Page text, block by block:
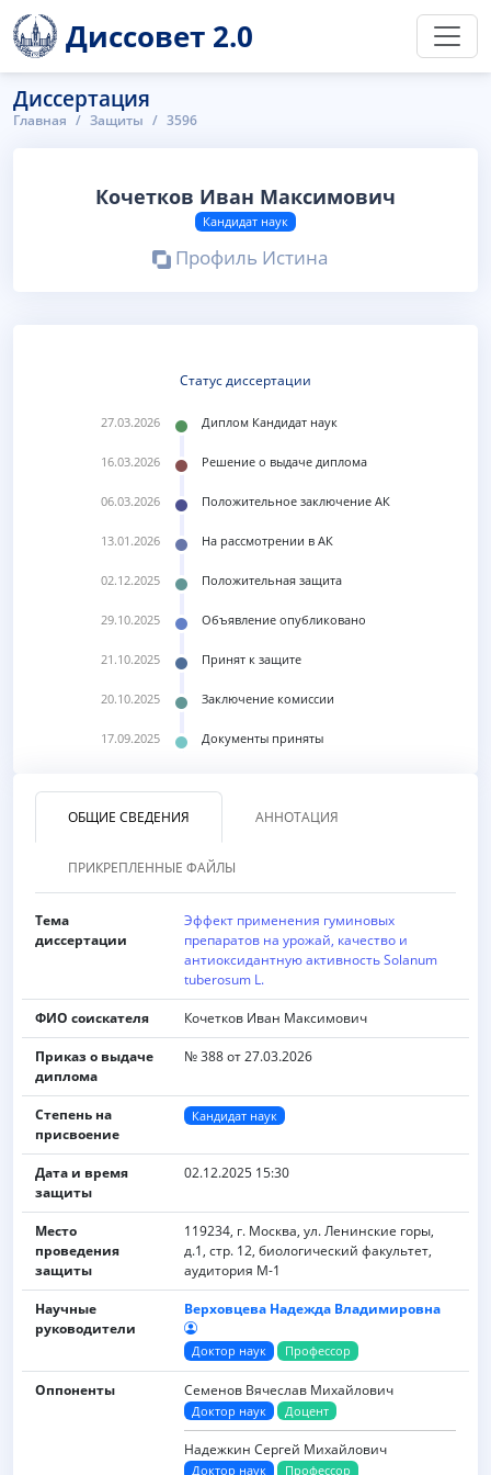
Диссовет 2.0
Диссертация
Главная Защиты 3596
Кочетков Иван Максимович
Кандидат наук
Профиль Истина
Статус диссертации
27.03.2026 Диплом Кандидат наук
16.03.2026 Решение о выдаче диплома
06.03.2026 Положительное заключение АК
13.01.2026 На рассмотрении в АК
02.12.2025 Положительная защита
29.10.2025 Объявление опубликовано
21.10.2025 Принят к защите
20.10.2025 Заключение комиссии
17.09.2025 Документы приняты
ОБЩИЕ СВЕДЕНИЯ АННОТАЦИЯ
ПРИКРЕПЛЕННЫЕ ФАЙЛЫ
Тема
диссертации
Эффект применения гуминовых
препаратов на урожай, качество и
антиоксидантную активность Solanum
tuberosum L.
ФИО соискателя Кочетков Иван Максимович
Приказ о выдаче
диплома
№ 388 от 27.03.2026
Степень на
присвоение
Кандидат наук
Дата и время
защиты
02.12.2025 15:30
Место
проведения
защиты
119234, г. Москва, ул. Ленинские горы,
д.1, стр. 12, биологический факультет,
аудитория М-1
Научные
руководители
Верховцева Надежда Владимировна
Доктор наук Профессор
Оппоненты Семенов Вячеслав Михайлович
Доктор наук Доцент
Надежкин Сергей Михайлович
Доктор наук Профессор